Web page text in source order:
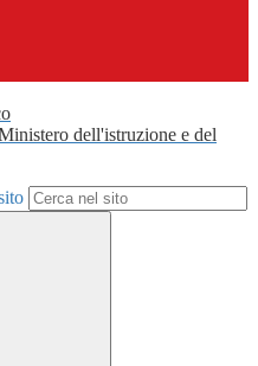
dell'istruzione e del